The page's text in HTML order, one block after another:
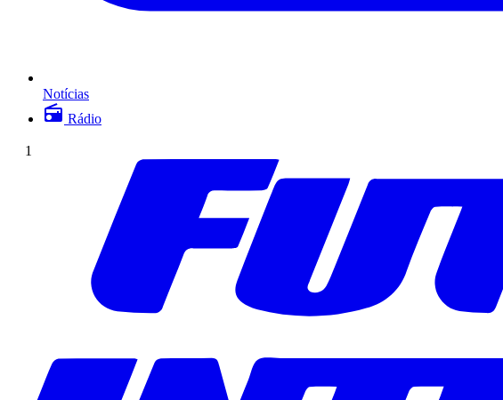
Notícias
Rádio
1